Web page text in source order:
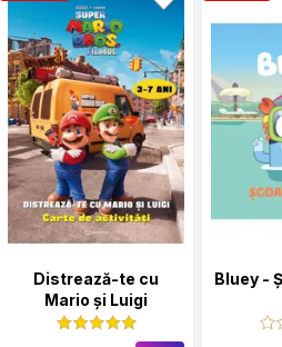
Distrează-te cu
Mario și Luigi
Bluey -